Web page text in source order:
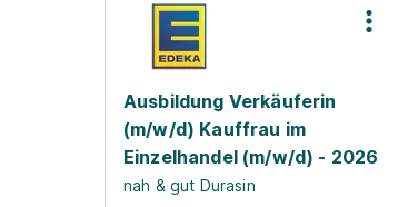
Ausbildung Verkäuferin
(m/w/d) Kauffrau im
Einzelhandel (m/w/d) - 2026
nah & gut Durasin